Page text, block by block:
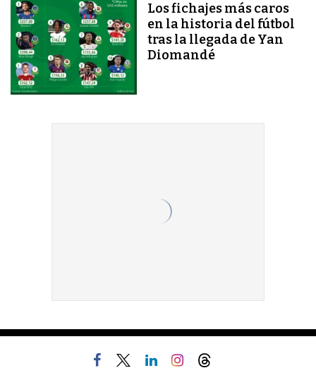
Los fichajes más caros
en la historia del fútbol
tras la llegada de Yan
Diomandé